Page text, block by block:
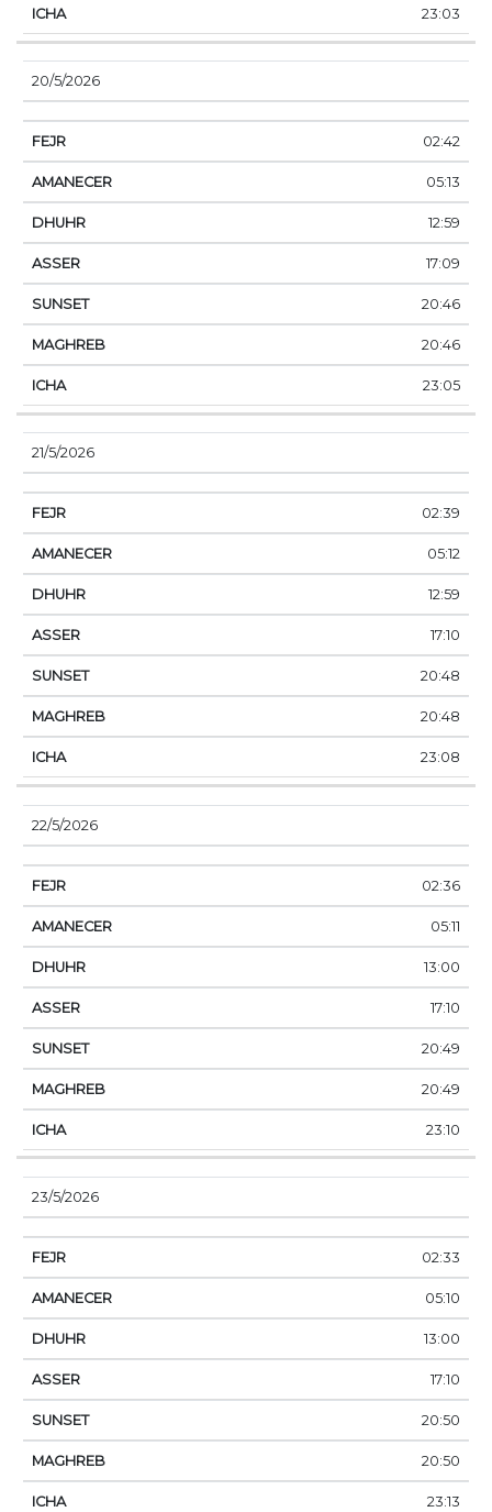
23:03
20/5/2026
02:42
05:13
12:59
17:09
20:46
20:46
23:05
21/5/2026
02:39
05:12
12:59
17:10
20:48
20:48
23:08
22/5/2026
02:36
05:11
13:00
17:10
20:49
20:49
23:10
23/5/2026
02:33
05:10
13:00
17:10
20:50
20:50
23:13